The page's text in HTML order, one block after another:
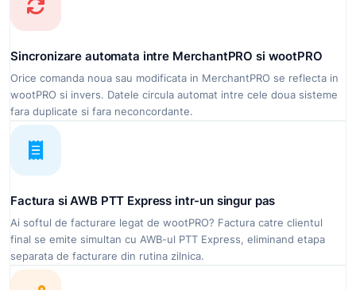
Sincronizare automata intre MerchantPRO si wootPRO
Orice comanda noua sau modificata in MerchantPRO se reflecta in
wootPRO si invers. Datele circula automat intre cele doua sisteme
fara duplicate si fara neconcordante.
Factura si AWB PTT Express intr-un singur pas
Ai softul de facturare legat de wootPRO? Factura catre clientul
final se emite simultan cu AWB-ul PTT Express, eliminand etapa
separata de facturare din rutina zilnica.